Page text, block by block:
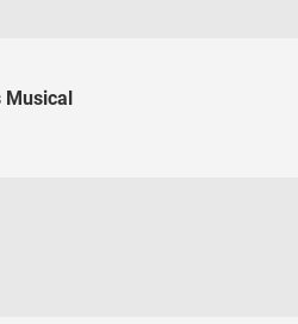
Musical